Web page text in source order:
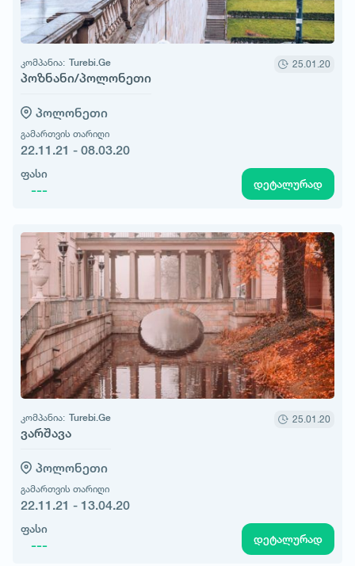
კომპანია: Turebi.Ge
პოზნანი/პოლონეთი
25.01.20
პოლონეთი
გამართვის თარიღი
22.11.21 - 08.03.20
ფასი
--- დეტალურად
კომპანია: Turebi.Ge
ვარშავა
25.01.20
პოლონეთი
გამართვის თარიღი
22.11.21 - 13.04.20
ფასი
--- დეტალურად